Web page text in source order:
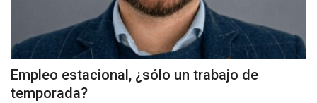
Empleo estacional, ¿sólo un trabajo de
temporada?